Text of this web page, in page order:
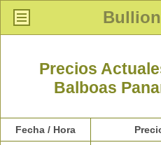
Precios
Balboas
Fecha / Hora